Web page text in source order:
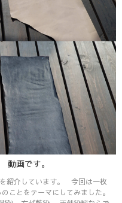
画です。
紹介しています。 今回は一枚
ことをテーマにしてみました。